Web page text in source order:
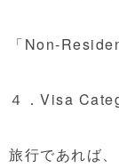
「Non-
４．Visa
旅行であれば